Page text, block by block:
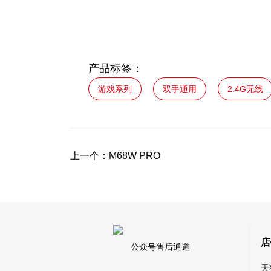
产品标签：
游戏系列 双手通用 2.4G无线
上一个： M68W PRO
公众号售后通道